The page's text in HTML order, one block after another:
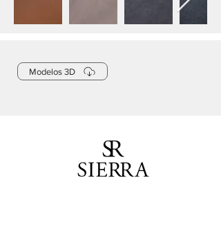
Modelos 3D